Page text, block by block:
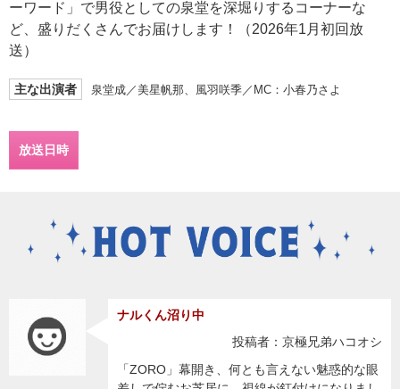
ーワード」で男役としての泉堂を深堀りするコーナーな
ど、盛りだくさんでお届けします！（2026年1月初回放
送）
主な出演者 泉堂成／美星帆那、風羽咲季／MC：小春乃さよ
放送日時
ナルくん沼り中
投稿者：京極兄弟ハコオシ
「ZORO」幕開き、何とも言えない魅惑的な眼